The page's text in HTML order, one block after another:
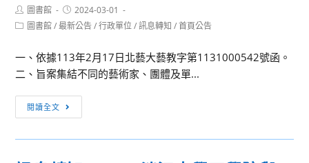
指
引」
度
學
申
學
Post
author:
圖書館
Post
published:
2024-03-01
Post圖書館 / 最新公告 / 行政單位 / 訊息轉知 / 首頁公告
一、依據113年2月17日北藝大藝教字第1131000542號函。
二、旨案集結不同的藝術家、團體及單...
閱讀全文
息
轉